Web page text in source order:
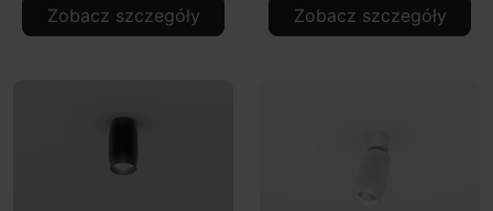
Zobacz szczegóły Zobacz szczegóły